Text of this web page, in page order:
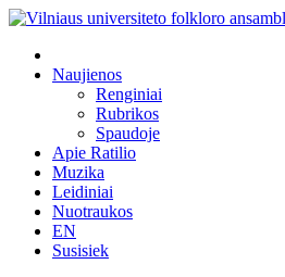
Naujienos
Renginiai
Rubrikos
Spaudoje
Apie Ratilio
Muzika
Leidiniai
Nuotraukos
EN
Susisiek